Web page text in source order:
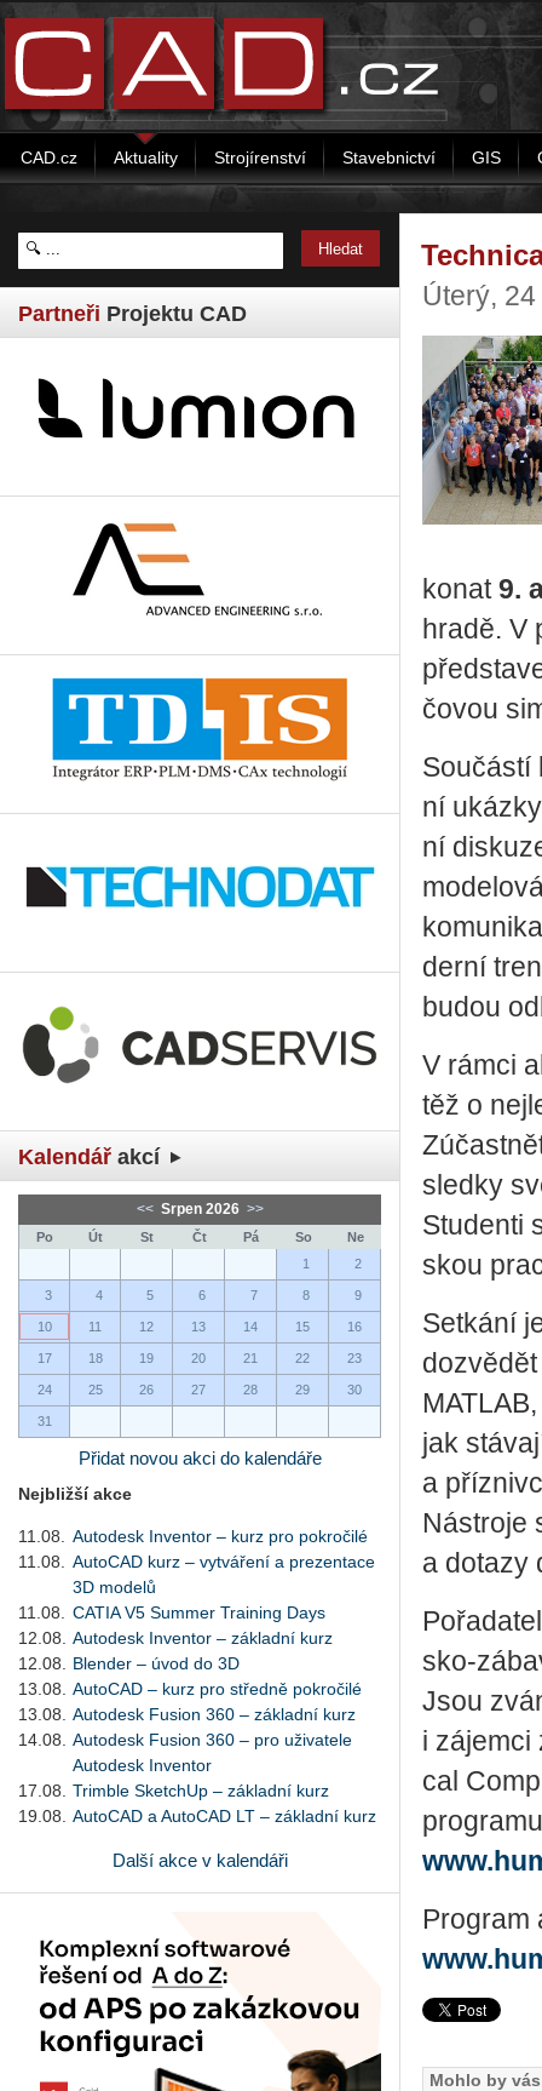
CAD.cz Aktuality Strojírenství Stavebnictví GIS
Partneři Projektu CAD
Kalendář akcí
<< Srpen 2026 >>
Po Út St Čt Pá So
Ne
1
2
3 4 5 6 7 8 9
10 11 12 13 14 15 16
17 18 19 20 21 22 23
24 25 26 27 28 29 30
31
Přidat novou akci do kalendáře
Nejbližší akce
11.08.
Autodesk Inventor – kurz pro pokročilé
11.08.
AutoCAD kurz – vytváření a prezentace
3D modelů
11.08.
CATIA V5 Summer Training Days
12.08.
Autodesk Inventor – základní kurz
12.08.
Blender – úvod do 3D
13.08.
AutoCAD – kurz pro středně pokročilé
13.08.
Autodesk Fusion 360 – základní kurz
14.08.
Autodesk Fusion 360 – pro uživatele
Autodesk Inventor
17.08.
Trimble SketchUp – základní kurz
19.08.
AutoCAD a AutoCAD LT – základní kurz
Další akce v kalendáři
Úterý,
konat 9.
hra­dě. V
čo­vou
Sou­čás­tí
ní
ní
der­ní
budou
V rámci
těž o
sled­ky
Stu­den­ti
skou
Se­tká­ní
jak
a
Ná­stro­je
a do­ta­zy
sko-
Jsou
i zá­jem­ci
cal
Program
Mohlo by